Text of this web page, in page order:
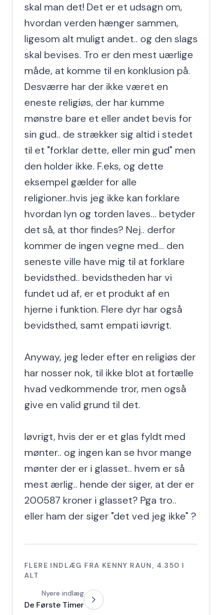
skal man det! Det er et udsagn om,
hvordan verden hænger sammen,
ligesom alt muligt andet.. og den slags
skal bevises. Tro er den mest uærlige
måde, at komme til en konklusion på.
Desværre har der ikke været en
eneste religiøs, der har kumme
mønstre bare et eller andet bevis for
sin gud.. de strækker sig altid i stedet
til et "forklar dette, eller min gud" men
den holder ikke. F.eks, og dette
eksempel gælder for alle
religioner..hvis jeg ikke kan forklare
hvordan lyn og torden laves... betyder
det så, at thor findes? Nej.. derfor
kommer de ingen vegne med... den
seneste ville have mig til at forklare
bevidsthed.. bevidstheden har vi
fundet ud af, er et produkt af en
hjerne i funktion. Flere dyr har også
bevidsthed, samt empati iøvrigt.
Anyway, jeg leder efter en religiøs der
har nosser nok, til ikke blot at fortælle
hvad vedkommende tror, men også
give en valid grund til det.
Iøvrigt, hvis der er et glas fyldt med
mønter.. og ingen kan se hvor mange
mønter der er i glasset.. hvem er så
mest ærlig.. hende der siger, at der er
200587 kroner i glasset? Pga tro..
eller ham der siger "det ved jeg ikke" ?
FLERE INDLÆG FRA KENNY RAUN , 4.350 I
ALT
Nyere indlæg
De Første Timer